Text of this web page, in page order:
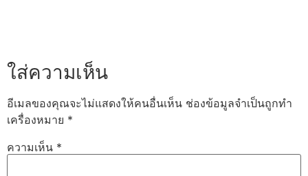
ใส่ความเห็น
อีเมลของคุณจะไม่แสดงให้คนอื่นเห็น ช่องข้อมูลจำเป็นถูกทำ
เครื่องหมาย *
ความเห็น *